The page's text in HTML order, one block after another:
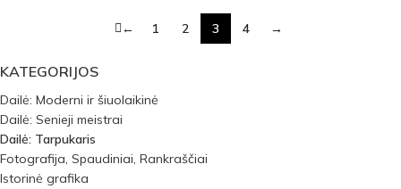
KATEGORIJOS
Dailė: Moderni ir šiuolaikinė
Dailė: Senieji meistrai
Dailė: Tarpukaris
Fotografija, Spaudiniai, Rankraščiai
Istorinė grafika
← 1 2 3 4 →